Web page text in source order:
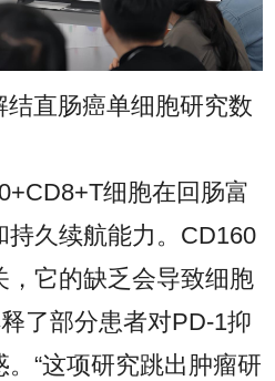
结直肠癌单细胞研究数
细胞在回肠富
持久续航能力。CD160
，它的缺乏会导致细胞
了部分患者对PD-1抑
“这项研究跳出肿瘤研